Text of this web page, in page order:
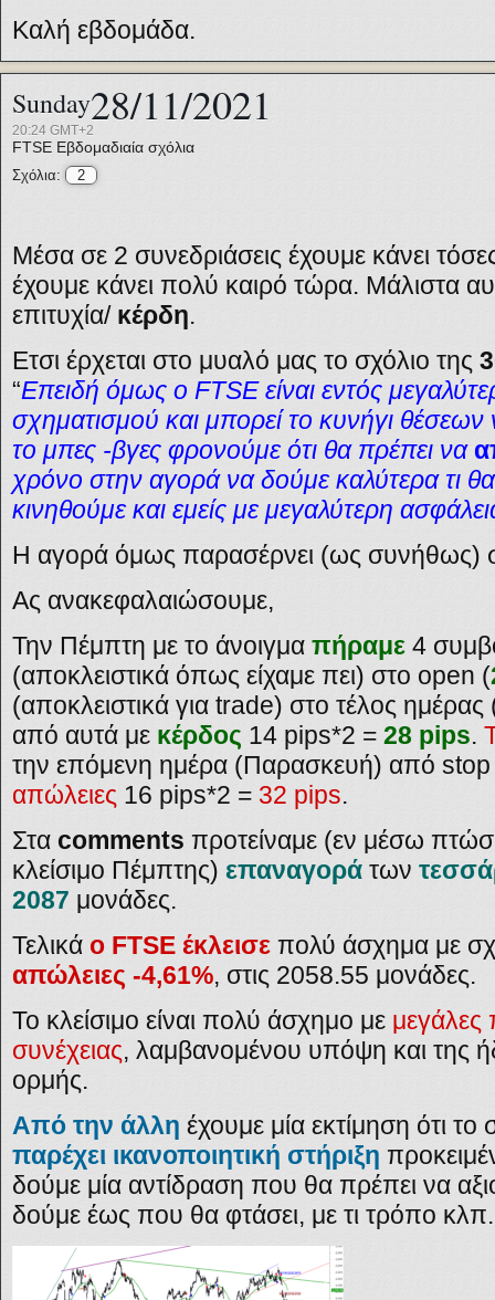
Καλή εβδομάδα.
Sunday28/11/2021
20:24 GMT+2
FTSE Εβδομαδιαία σχόλια
Σχόλια: 2
Μέσα σε 2 συνεδριάσεις έχουμε κάνει
έχουμε κάνει πολύ καιρό τώρα. Μάλιστα
επιτυχία/ κέρδη.
Ετσι έρχεται στο μυαλό μας το σχόλιο της
“Επειδή όμως ο FTSE είναι εντός
σχηματισμού και μπορεί το κυνήγι
το μπες -βγες φρονούμε ότι θα πρέπει να
χρόνο στην αγορά να δούμε καλύτερα τι θα
κινηθούμε και εμείς με μεγαλύτερη
Η αγορά όμως παρασέρνει (ως συνήθως)
Ας ανακεφαλαιώσουμε,
Την Πέμπτη με το άνοιγμα πήραμε 4
(αποκλειστικά όπως είχαμε πει) στο open (
(αποκλειστικά για trade) στο τέλος
από αυτά με κέρδος 14 pips*2 = 28 pips.
την επόμενη ημέρα (Παρασκευή) από
απώλειες 16 pips*2 = 32 pips.
Στα comments προτείναμε (εν μέσω
κλείσιμο Πέμπτης) επαναγορά των
2087 μονάδες.
Τελικά ο FTSE έκλεισε πολύ άσχημα με
απώλειες -4,61%, στις 2058.55 μονάδες.
Το κλείσιμο είναι πολύ άσχημο με μεγάλες
συνέχειας, λαμβανομένου υπόψη και της
ορμής.
Από την άλλη έχουμε μία εκτίμηση ότι
παρέχει ικανοποιητική στήριξη
δούμε μία αντίδραση που θα πρέπει να
δούμε έως που θα φτάσει, με τι τρόπο κλπ.